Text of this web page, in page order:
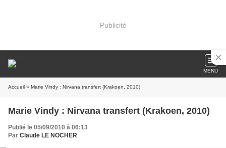
Publicité
MENU
Accueil » Marie Vindy : Nirvana transfert (Krakoen, 2010)
Marie Vindy : Nirvana transfert (Krakoen, 2010)
Publié le 05/09/2010 à 06:13
Par Claude LE NOCHER